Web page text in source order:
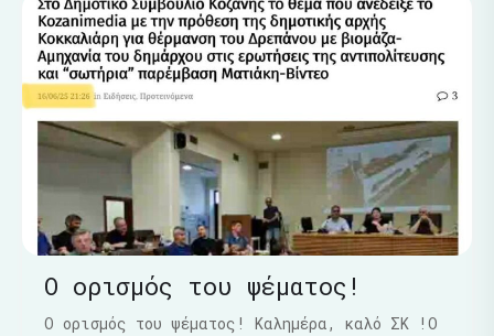
Ο ορισμός του ψέματος!
Ο ορισμός του ψέματος! Καλημέρα, καλό ΣΚ !Ο